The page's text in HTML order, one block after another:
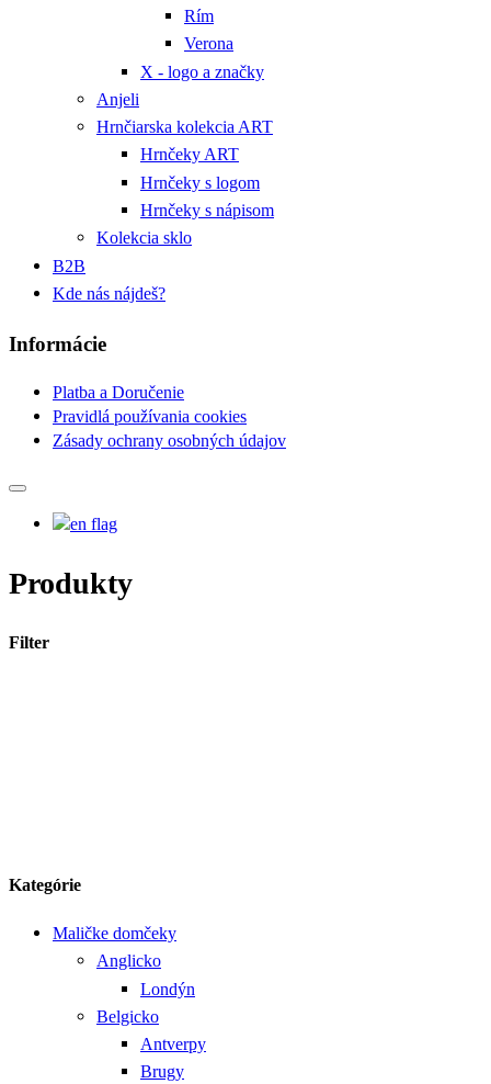
Rím
Verona
X - logo a značky
Anjeli
Hrnčiarska kolekcia ART
Hrnčeky ART
Hrnčeky s logom
Hrnčeky s nápisom
Kolekcia sklo
B2B
Kde nás nájdeš?
Informácie
Platba a Doručenie
Pravidlá používania cookies
Zásady ochrany osobných údajov
Produkty
Filter
Kategórie
Maličke domčeky
Anglicko
Londýn
Belgicko
Antverpy
Brugy